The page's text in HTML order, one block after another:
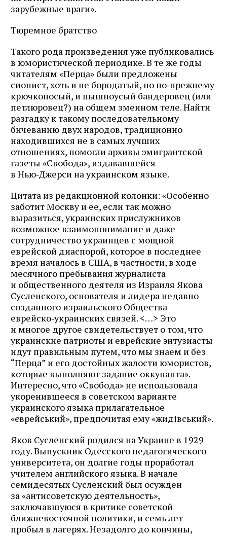
зарубежные враги».
Тюремное братство
Такого рода произведения уже публиковались
в юмористической периодике. В те же годы
читателям «Перца» были предложены
сионист, хоть и не бородатый, но по‑прежнему
крючконосый, и пышноусый бандеровец (или
петлюровец?) на общем змеином теле. Найти
разгадку к такому последовательному
бичеванию двух народов, традиционно
находившихся не в самых лучших
отношениях, помогли архивы эмигрантской
газеты «Свобода», издававшейся
в Нью‑Джерси на украинском языке.
Цитата из редакционной колонки: «Особенно
заботит Москву и ее, если так можно
выразиться, украинских прислужников
возможное взаимопонимание и даже
сотрудничество украинцев с мощной
еврейской диаспорой, которое в последнее
время началось в США, в частности, в ходе
месячного пребывания журналиста
и общественного деятеля из Израиля Якова
Сусленского, основателя и лидера недавно
созданного израильского Общества
еврейско‑украинских связей. <…> Это
и многое другое свидетельствует о том, что
украинские патриоты и еврейские энтузиасты
идут правильным путем, что мы знаем и без
“Перца” и его достойных жалости юмористов,
которые выполняют задание оккупанта».
Интересно, что «Свобода» не использовала
укоренившееся в советском варианте
украинского языка прилагательное
«єврейський», предпочитая ему «жидівський».
Яков Сусленский родился на Украине в 1929
году. Выпускник Одесского педагогического
университета, он долгие годы проработал
учителем английского языка. В начале
семидесятых Сусленский был осужден
за «антисоветскую деятельность»,
заключавшуюся в критике советской
ближневосточной политики, и семь лет
пробыл в лагерях. Незадолго до кончины,